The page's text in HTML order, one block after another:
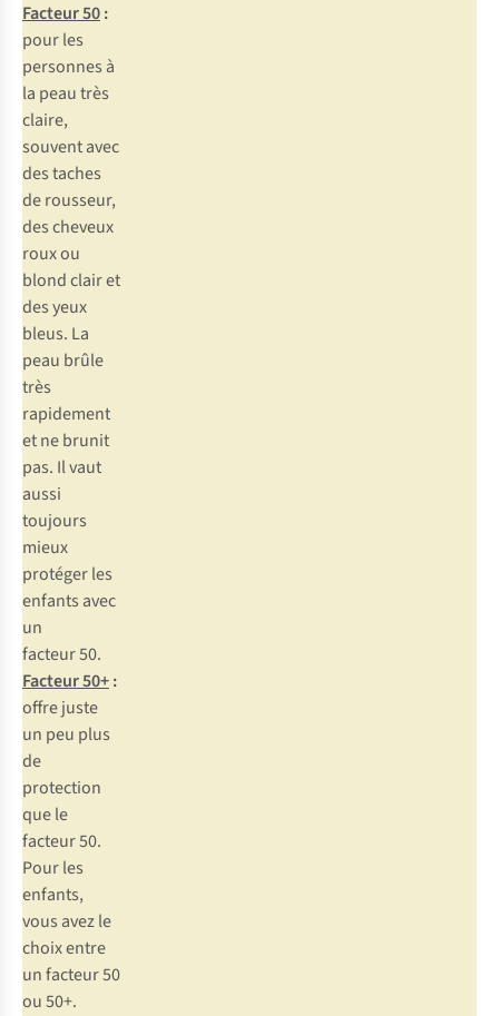
Facteur 50:
pour les
personnes à
la peau très
claire,
souvent avec
des taches
de rousseur,
des cheveux
roux ou
blond clair et
des yeux
bleus. La
peau brûle
très
rapidement
et ne brunit
pas. Il vaut
aussi
toujours
mieux
protéger les
enfants avec
un
facteur 50.
Facteur 50+:
offre juste
un peu plus
de
protection
que le
facteur 50.
Pour les
enfants,
vous avez le
choix entre
un facteur 50
ou 50+.